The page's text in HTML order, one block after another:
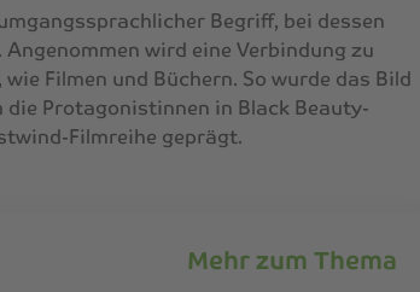
Begriff, bei dessen
wird eine Verbindung zu
Filmen und Büchern. So wurde das Bild
Protagonistinnen in Black Beauty-
Filmreihe geprägt.
Mehr zum Thema